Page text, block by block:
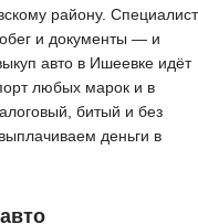
району. Специалист
и документы — и
авто в Ишеевке идёт
любых марок и в
битый и без
деньги в